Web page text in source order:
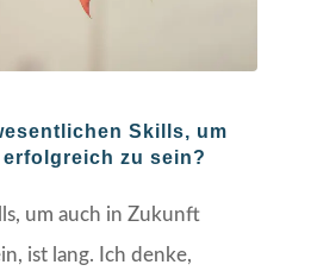
Skills, um
zu sein?
um auch in Zukunft
ist lang. Ich denke,